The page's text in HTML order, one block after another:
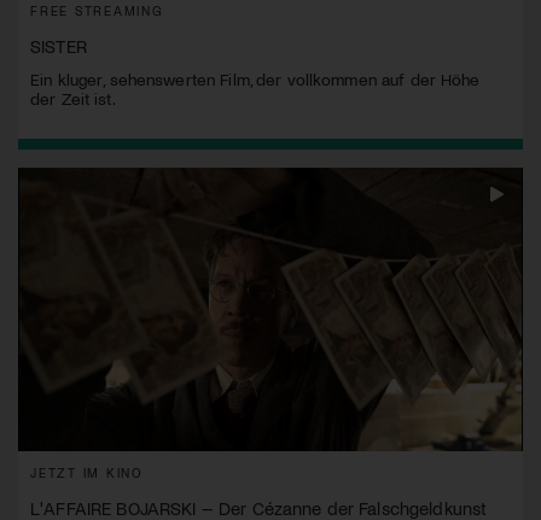
FREE STREAMING
SISTER
Ein kluger, sehenswerten Film, der vollkommen auf der Höhe
der Zeit ist.
JETZT IM KINO
L'AFFAIRE BOJARSKI – Der Cézanne der Falschgeldkunst